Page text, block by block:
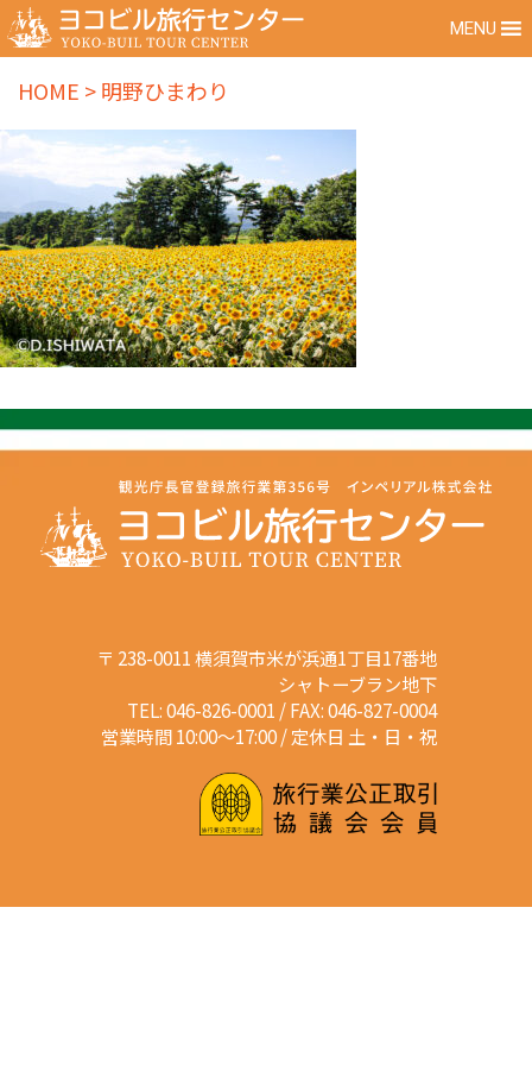
MENU
HOME >明野ひまわり
〒 238-0011 横須賀市米が浜通1丁目17番地
シャトーブラン地下
TEL: 046-826-0001 / FAX: 046-827-0004
営業時間 10:00～17:00 / 定休日 土・日・祝